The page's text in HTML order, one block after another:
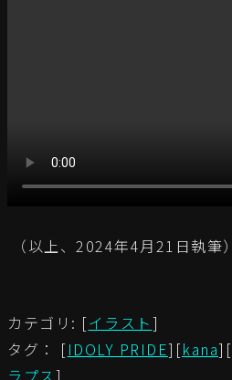
（以上、2024年4月21日執筆）
カテゴリ: [イラスト]
タグ： [IDOLY PRIDE][kana][
ラプス ]